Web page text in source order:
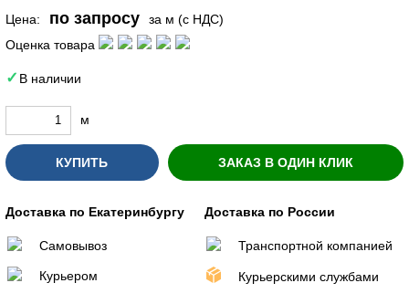
Цена: по запросу
за м (с НДС)
Оценка товара
В наличии
м
КУПИТЬ ЗАКАЗ В ОДИН КЛИК
Доставка по Екатеринбургу
Самовывоз
Курьером
Доставка по России
Транспортной компанией
Курьерскими службами